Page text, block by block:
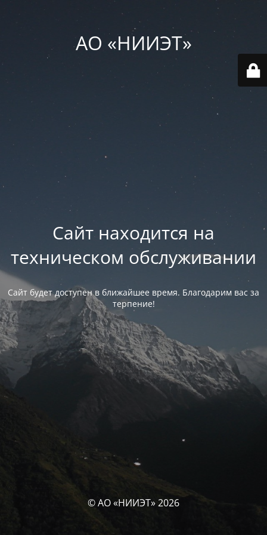
АО «НИИЭТ»
Сайт находится на
техническом обслуживании
Сайт будет доступен в ближайшее время. Благодарим вас за
терпение!
© АО «НИИЭТ» 2026